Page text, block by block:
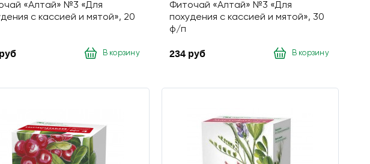
«Алтай» №3 «Для
с кассией и мятой», 20
В корзину
Фиточай «Алтай» №3 «Для
похудения с кассией и мятой», 30
ф/п
234 руб В корзину